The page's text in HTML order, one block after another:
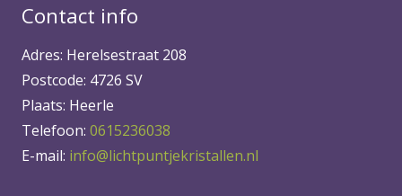
Contact info
Adres: Herelsestraat 208
Postcode: 4726 SV
Plaats: Heerle
Telefoon: 0615236038
E-mail: info@lichtpuntjekristallen.nl